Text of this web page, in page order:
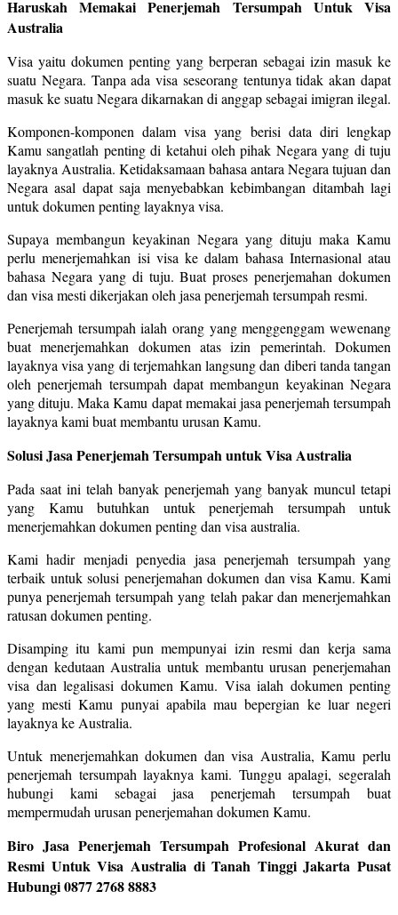
Haruskah Memakai Penerjemah Tersumpah Untuk Visa
Australia
Visa yaitu dokumen penting yang berperan sebagai izin masuk ke
suatu Negara. Tanpa ada visa seseorang tentunya tidak akan dapat
masuk ke suatu Negara dikarnakan di anggap sebagai imigran ilegal.
Komponen-komponen dalam visa yang berisi data diri lengkap
Kamu sangatlah penting di ketahui oleh pihak Negara yang di tuju
layaknya Australia. Ketidaksamaan bahasa antara Negara tujuan dan
Negara asal dapat saja menyebabkan kebimbangan ditambah lagi
untuk dokumen penting layaknya visa.
Supaya membangun keyakinan Negara yang dituju maka Kamu
perlu menerjemahkan isi visa ke dalam bahasa Internasional atau
bahasa Negara yang di tuju. Buat proses penerjemahan dokumen
dan visa mesti dikerjakan oleh jasa penerjemah tersumpah resmi.
Penerjemah tersumpah ialah orang yang menggenggam wewenang
buat menerjemahkan dokumen atas izin pemerintah. Dokumen
layaknya visa yang di terjemahkan langsung dan diberi tanda tangan
oleh penerjemah tersumpah dapat membangun keyakinan Negara
yang dituju. Maka Kamu dapat memakai jasa penerjemah tersumpah
layaknya kami buat membantu urusan Kamu.
Solusi Jasa Penerjemah Tersumpah untuk Visa Australia
Pada saat ini telah banyak penerjemah yang banyak muncul tetapi
yang Kamu butuhkan untuk penerjemah tersumpah untuk
menerjemahkan dokumen penting dan visa australia.
Kami hadir menjadi penyedia jasa penerjemah tersumpah yang
terbaik untuk solusi penerjemahan dokumen dan visa Kamu. Kami
punya penerjemah tersumpah yang telah pakar dan menerjemahkan
ratusan dokumen penting.
Disamping itu kami pun mempunyai izin resmi dan kerja sama
dengan kedutaan Australia untuk membantu urusan penerjemahan
visa dan legalisasi dokumen Kamu. Visa ialah dokumen penting
yang mesti Kamu punyai apabila mau bepergian ke luar negeri
layaknya ke Australia.
Untuk menerjemahkan dokumen dan visa Australia, Kamu perlu
penerjemah tersumpah layaknya kami. Tunggu apalagi, segeralah
hubungi kami sebagai jasa penerjemah tersumpah buat
mempermudah urusan penerjemahan dokumen Kamu.
Biro Jasa Penerjemah Tersumpah Profesional Akurat dan
Resmi Untuk Visa Australia di Tanah Tinggi Jakarta Pusat
Hubungi 0877 2768 8883